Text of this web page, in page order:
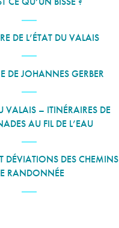
DE L’ÉTAT DU VALAIS
DE JOHANNES GERBER
VALAIS – ITINÉRAIRES DE
AU FIL DE L’EAU
DÉVIATIONS DES CHEMINS
RANDONNÉE